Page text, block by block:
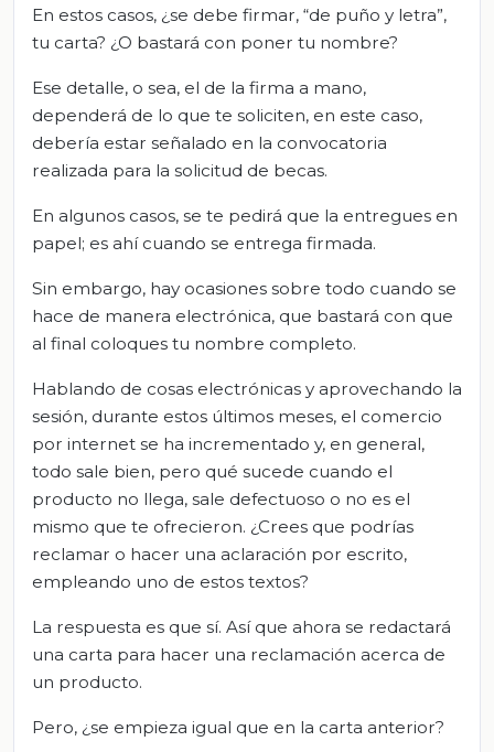
En estos casos, ¿se debe firmar, “de puño y letra”,
tu carta? ¿O bastará con poner tu nombre?
Ese detalle, o sea, el de la firma a mano,
dependerá de lo que te soliciten, en este caso,
debería estar señalado en la convocatoria
realizada para la solicitud de becas.
En algunos casos, se te pedirá que la entregues en
papel; es ahí cuando se entrega firmada.
Sin embargo, hay ocasiones sobre todo cuando se
hace de manera electrónica, que bastará con que
al final coloques tu nombre completo.
Hablando de cosas electrónicas y aprovechando la
sesión, durante estos últimos meses, el comercio
por internet se ha incrementado y, en general,
todo sale bien, pero qué sucede cuando el
producto no llega, sale defectuoso o no es el
mismo que te ofrecieron. ¿Crees que podrías
reclamar o hacer una aclaración por escrito,
empleando uno de estos textos?
La respuesta es que sí. Así que ahora se redactará
una carta para hacer una reclamación acerca de
un producto.
Pero, ¿se empieza igual que en la carta anterior?